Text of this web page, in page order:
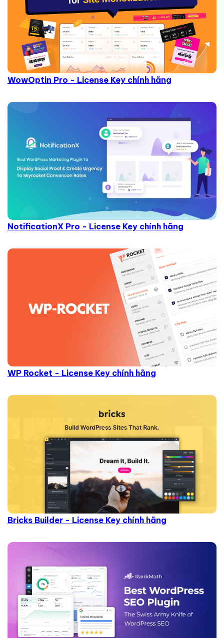
WowOptin Pro - License Key chính hãng
NotificationX Pro - License Key chính hãng
WP Rocket - License Key chính hãng
Bricks Builder - License Key chính hãng